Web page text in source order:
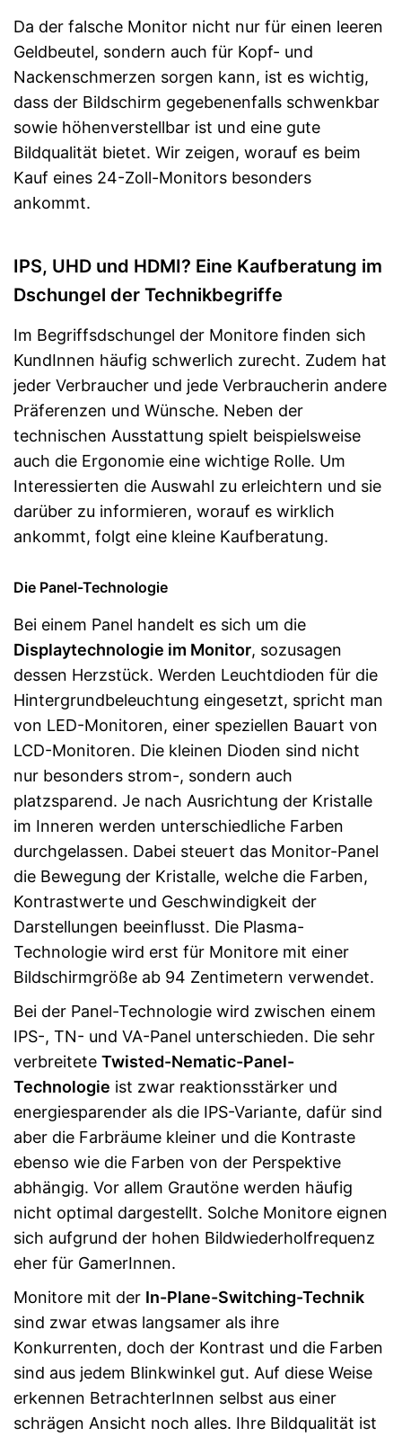
Da der falsche Monitor nicht nur für einen leeren
Geldbeutel, sondern auch für Kopf- und
Nackenschmerzen sorgen kann, ist es wichtig,
dass der Bildschirm gegebenenfalls schwenkbar
sowie höhenverstellbar ist und eine gute
Bildqualität bietet. Wir zeigen, worauf es beim
Kauf eines 24-Zoll-Monitors besonders
ankommt.
IPS, UHD und HDMI? Eine Kaufberatung im
Dschungel der Technikbegriffe
Im Begriffsdschungel der Monitore finden sich
KundInnen häufig schwerlich zurecht. Zudem hat
jeder Verbraucher und jede Verbraucherin andere
Präferenzen und Wünsche. Neben der
technischen Ausstattung spielt beispielsweise
auch die Ergonomie eine wichtige Rolle. Um
Interessierten die Auswahl zu erleichtern und sie
darüber zu informieren, worauf es wirklich
ankommt, folgt eine kleine Kaufberatung.
Die Panel-Technologie
Bei einem Panel handelt es sich um die
Displaytechnologie im Monitor, sozusagen
dessen Herzstück. Werden Leuchtdioden für die
Hintergrundbeleuchtung eingesetzt, spricht man
von LED-Monitoren, einer speziellen Bauart von
LCD-Monitoren. Die kleinen Dioden sind nicht
nur besonders strom-, sondern auch
platzsparend. Je nach Ausrichtung der Kristalle
im Inneren werden unterschiedliche Farben
durchgelassen. Dabei steuert das Monitor-Panel
die Bewegung der Kristalle, welche die Farben,
Kontrastwerte und Geschwindigkeit der
Darstellungen beeinflusst. Die Plasma-
Technologie wird erst für Monitore mit einer
Bildschirmgröße ab 94 Zentimetern verwendet.
Bei der Panel-Technologie wird zwischen einem
IPS-, TN- und VA-Panel unterschieden. Die sehr
verbreitete Twisted-Nematic-Panel-
Technologie ist zwar reaktionsstärker und
energiesparender als die IPS-Variante, dafür sind
aber die Farbräume kleiner und die Kontraste
ebenso wie die Farben von der Perspektive
abhängig. Vor allem Grautöne werden häufig
nicht optimal dargestellt. Solche Monitore eignen
sich aufgrund der hohen Bildwiederholfrequenz
eher für GamerInnen.
Monitore mit der In-Plane-Switching-Technik
sind zwar etwas langsamer als ihre
Konkurrenten, doch der Kontrast und die Farben
sind aus jedem Blinkwinkel gut. Auf diese Weise
erkennen BetrachterInnen selbst aus einer
schrägen Ansicht noch alles. Ihre Bildqualität ist